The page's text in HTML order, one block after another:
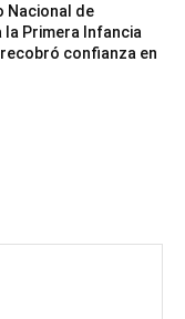
de
Primera Infancia
confianza en